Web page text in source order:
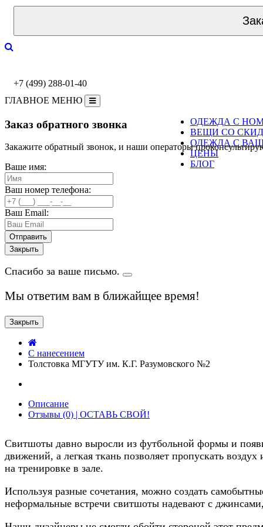
+7 (499) 288-01-40
ГЛАВНОЕ МЕНЮ
ОДЕЖДА С
ВЕЩИ СО
ОДЕЖДА С
ЦЕНЫ
БЛОГ
Заказ обратного звонка
Закажите обратный звонок, и наши операторы
Ваше имя:
Ваш номер телефона:
Ваш Email:
Закрыть
Спасибо за ваше письмо.
Мы ответим вам в ближайщее время!
Закрыть
C нанесением
Толстовка МГУТУ им. К.Г. Разумовского №2
Описание
Отзывы (0) | ОСТАВЬ СВОЙ!
Свитшоты давно выросли из футбольной формы и
движений, а легкая ткань позволяет пропускать
на тренировке в зале.
Используя разные сочетания, можно создать
неформальные встречи свитшоты надевают с